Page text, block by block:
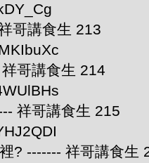
哥講食生 213
哥講食生 214
祥哥講食生 215
? ------- 祥哥講食生